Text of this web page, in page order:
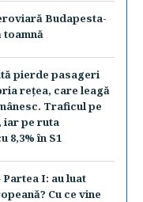
Budapesta-
toamnă
pierde pasageri
reţea, care leagă
Traficul pe
iar pe ruta
8,3% în S1
Partea I: au luat
Cu ce vine